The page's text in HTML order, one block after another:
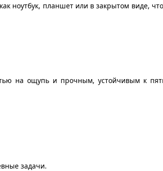
ноутбук, планшет или в закрытом виде,
на ощупь и прочным, устойчивым к
задачи.